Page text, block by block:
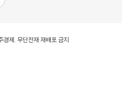
제. 무단전재·재배포 금지